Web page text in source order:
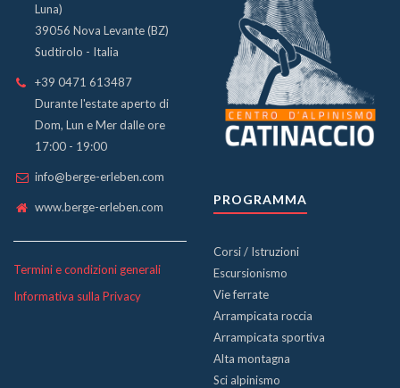
Luna)
39056 Nova Levante (BZ)
Sudtirolo - Italia
+39 0471 613487
Durante l'estate aperto di
Dom, Lun e Mer dalle ore
17:00 - 19:00
info@berge-erleben.com
www.berge-erleben.com
Termini e condizioni generali
Informativa sulla Privacy
PROGRAMMA
Corsi / Istruzioni
Escursionismo
Vie ferrate
Arrampicata roccia
Arrampicata sportiva
Alta montagna
Sci alpinismo